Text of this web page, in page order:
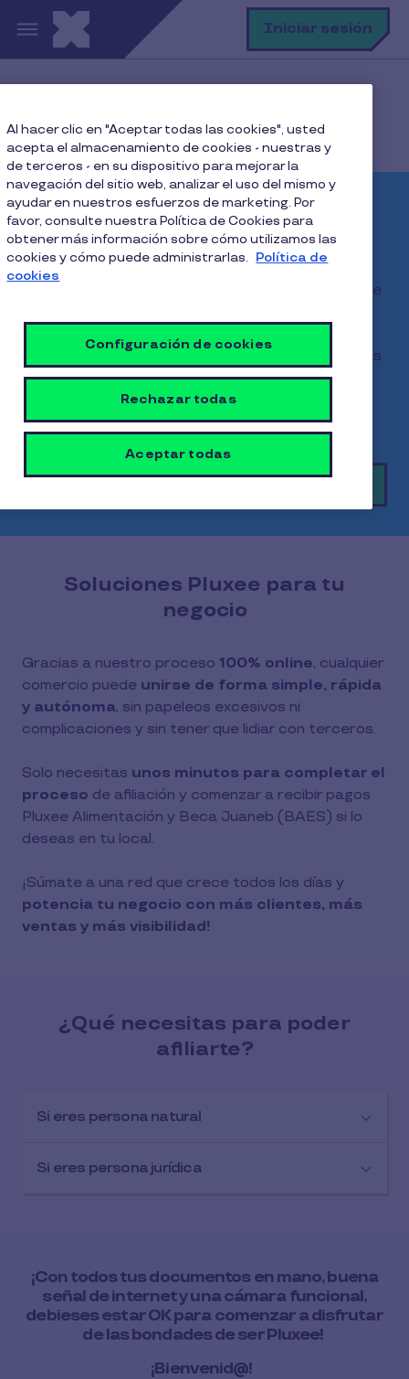
Pasar al contenido principal Iniciar sesión
Comercios Afiliacion Online
Accede a +400.000
clientes con Pluxee
Te queremos contar que afiliar tu negocio a Pluxee
Te demorarás menos de 20 minutos y en 48 horas
ya formarás parte de nuestra red. Podrás
comenzar a operar a través de tu Pluxee
Comercios app.
Soluciones Pluxee para tu
negocio
Gracias a nuestro proceso 100% online, cualquier
comercio puede unirse de forma simple, rápida
y autónoma, sin papeleos excesivos ni
complicaciones y sin tener que lidiar con terceros.
Solo necesitas unos minutos para completar el
proceso de afiliación y comenzar a recibir pagos
Pluxee Alimentación y Beca Juaneb (BAES) si lo
deseas en tu local.
¡Súmate a una red que crece todos los días y
potencia tu negocio con más clientes, más
ventas y más visibilidad!
¿Qué necesitas para poder
afiliarte?​
Si eres persona natural​
Si eres persona jurídica​
¡Con todos tus documentos en mano, buena
señal de internet y una cámara funcional,
debieses estar OK para comenzar a disfrutar
de las bondades de ser Pluxee!
¡Bienvenid@!
Al hacer clic en "Aceptar todas las cookies", usted
acepta el almacenamiento de cookies - nuestras y
de terceros - en su dispositivo para mejorar la
navegación del sitio web, analizar el uso del mismo y
ayudar en nuestros esfuerzos de marketing. Por
favor, consulte nuestra Política de Cookies para
obtener más información sobre cómo utilizamos las
cookies y cómo puede administrarlas. Política de
cookies
Configuración de cookies
Rechazar todas
Aceptar todas